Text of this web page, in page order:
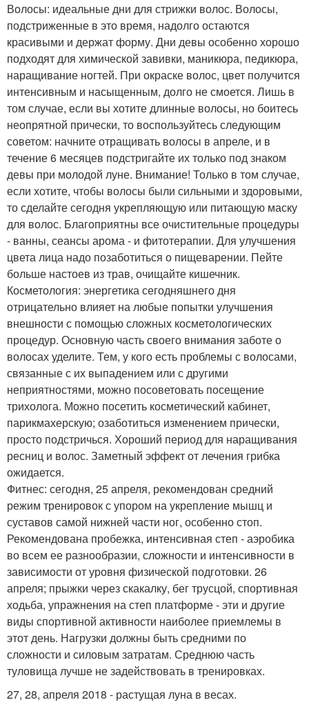
Волосы: идеальные дни для стрижки волос. Волосы,
подстриженные в это время, надолго остаются
красивыми и держат форму. Дни девы особенно хорошо
подходят для химической завивки, маникюра, педикюра,
наращивание ногтей. При окраске волос, цвет получится
интенсивным и насыщенным, долго не смоется. Лишь в
том случае, если вы хотите длинные волосы, но боитесь
неопрятной прически, то воспользуйтесь следующим
советом: начните отращивать волосы в апреле, и в
течение 6 месяцев подстригайте их только под знаком
девы при молодой луне. Внимание! Только в том случае,
если хотите, чтобы волосы были сильными и здоровыми,
то сделайте сегодня укрепляющую или питающую маску
для волос. Благоприятны все очистительные процедуры
- ванны, сеансы арома - и фитотерапии. Для улучшения
цвета лица надо позаботиться о пищеварении. Пейте
больше настоев из трав, очищайте кишечник.
Косметология: энергетика сегодняшнего дня
отрицательно влияет на любые попытки улучшения
внешности с помощью сложных косметологических
процедур. Основную часть своего внимания заботе о
волосах уделите. Тем, у кого есть проблемы с волосами,
связанные с их выпадением или с другими
неприятностями, можно посоветовать посещение
трихолога. Можно посетить косметический кабинет,
парикмахерскую; озаботиться изменением прически,
просто подстричься. Хороший период для наращивания
ресниц и волос. Заметный эффект от лечения грибка
ожидается.
Фитнес: сегодня, 25 апреля, рекомендован средний
режим тренировок с упором на укрепление мышц и
суставов самой нижней части ног, особенно стоп.
Рекомендована пробежка, интенсивная степ - аэробика
во всем ее разнообразии, сложности и интенсивности в
зависимости от уровня физической подготовки. 26
апреля; прыжки через скакалку, бег трусцой, спортивная
ходьба, упражнения на степ платформе - эти и другие
виды спортивной активности наиболее приемлемы в
этот день. Нагрузки должны быть средними по
сложности и силовым затратам. Среднюю часть
туловища лучше не задействовать в тренировках.
27, 28, апреля 2018 - растущая луна в весах.